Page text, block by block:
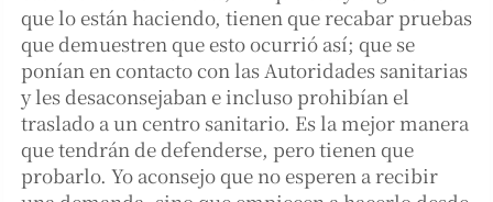
que lo están haciendo, tienen que recabar pruebas
que demuestren que esto ocurrió así; que se
ponían en contacto con las Autoridades sanitarias
y les desaconsejaban e incluso prohibían el
traslado a un centro sanitario. Es la mejor manera
que tendrán de defenderse, pero tienen que
probarlo. Yo aconsejo que no esperen a recibir